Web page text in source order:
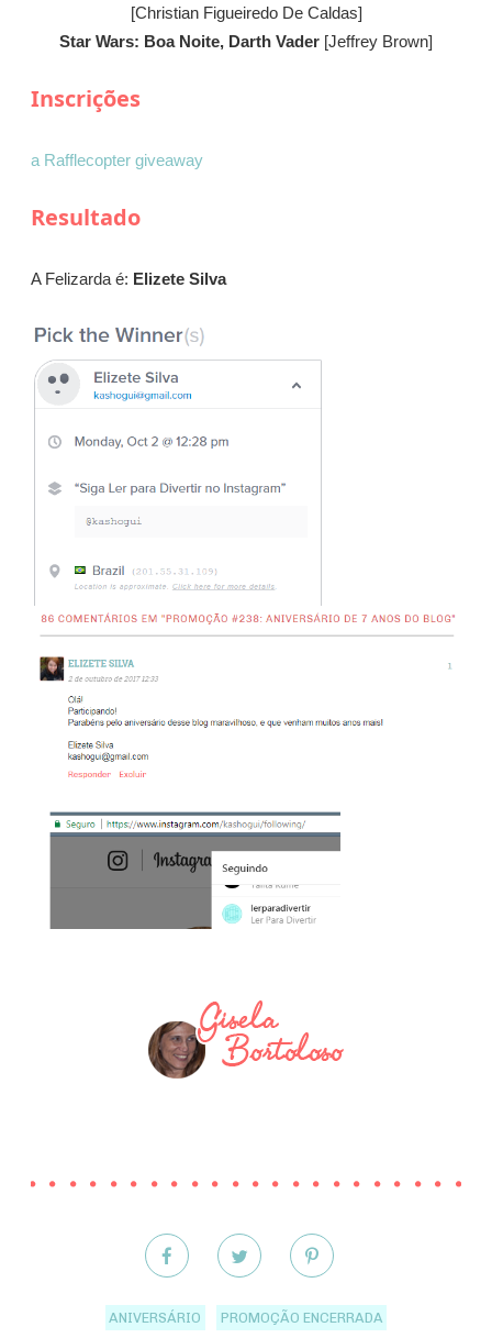
[Christian Figueiredo De Caldas]
Star Wars: Boa Noite, Darth Vader [Jeffrey Brown]
Inscrições
a Rafflecopter giveaway
Resultado
A Felizarda é: Elizete Silva
ANIVERSÁRIO PROMOÇÃO ENCERRADA